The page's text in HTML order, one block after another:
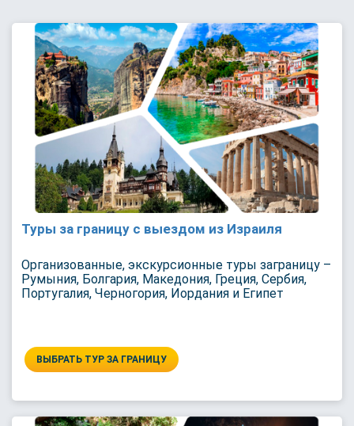
Туры за границу с выездом из Израиля
Организованные, экскурсионные туры заграницу –
Румыния, Болгария, Македония, Греция, Сербия,
Португалия, Черногория, Иордания и Египет
ВЫБРАТЬ ТУР ЗА ГРАНИЦУ